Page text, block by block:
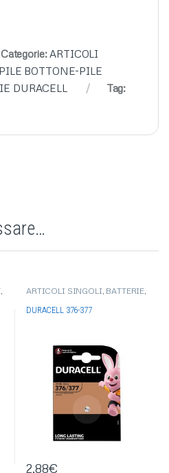
Categorie: ARTICOLI
PILE BOTTONE-PILE
DURACELL
Tag:
,
ARTICOLI SINGOLI, BATTERIE,
ACUSTICHE,BATTERIE
DURACELL
DURACELL 376-377
2,88€